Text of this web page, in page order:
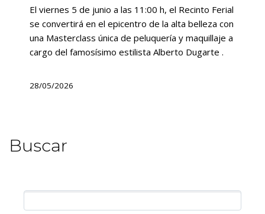
El viernes 5 de junio a las 11:00 h, el Recinto Ferial
se convertirá en el epicentro de la alta belleza con
una Masterclass única de peluquería y maquillaje a
cargo del famosísimo estilista Alberto Dugarte .
28/05/2026
Buscar